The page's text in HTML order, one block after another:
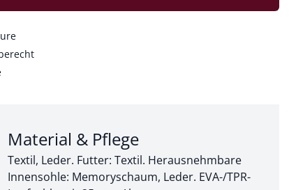
Abschnitt 3 von 3:
Material & Pflege
Textil, Leder. Futter: Textil. Herausnehmbare
Innensohle: Memoryschaum, Leder. EVA-/TPR-